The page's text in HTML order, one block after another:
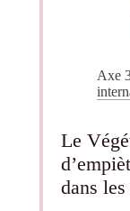
Axe
Le
dans